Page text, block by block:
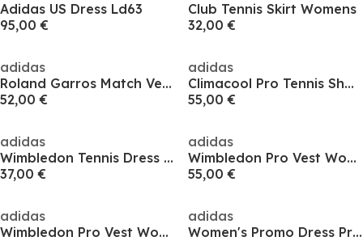
Adidas US Dress Ld63
95,00 €
Club Tennis Skirt Womens
32,00 €
adidas
Roland Garros Match Vest Womens
52,00 €
adidas
Climacool Pro Tennis Shorts Womens
55,00 €
adidas
Wimbledon Tennis Dress Womens
37,00 €
adidas
Wimbledon Pro Vest Womens
55,00 €
adidas
Wimbledon Pro Vest Womens
adidas
Women's Promo Dress Pro Tennis